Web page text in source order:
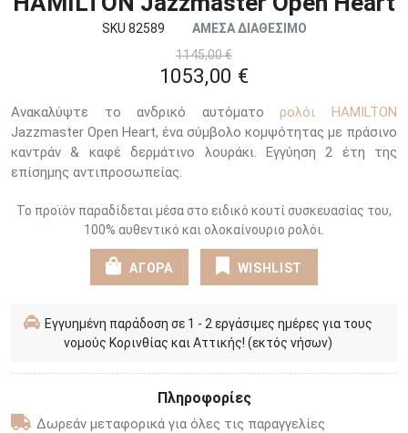
SKU 82589
ΑΜΕΣΑ ΔΙΑΘΕΣΙΜΟ
1145,00 €
1053,00 €
Ανακαλύψτε το ανδρικό αυτόματορολόι HAMILTON
Jazzmaster Open Heart, ένα σύμβολο κομψότητας με πράσινο
καντράν & καφέ δερμάτινο λουράκι. Εγγύηση 2 έτη της
επίσημης αντιπροσωπείας.
Το προϊόν παραδίδεται μέσα στο ειδικό κουτί συσκευασίας του,
100% αυθεντικό και ολοκαίνουριο ρολόι.
ΑΓΟΡΑ WISHLIST
Εγγυημένη παράδοση σε 1 - 2 εργάσιμες ημέρες για τους
νομούς Κορινθίας και Αττικής! (εκτός νήσων)
Πληροφορίες
Δωρεάν μεταφορικά για όλες τις παραγγελίες